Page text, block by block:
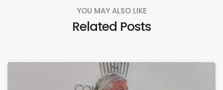
YOU MAY ALSO LIKE
Related Posts